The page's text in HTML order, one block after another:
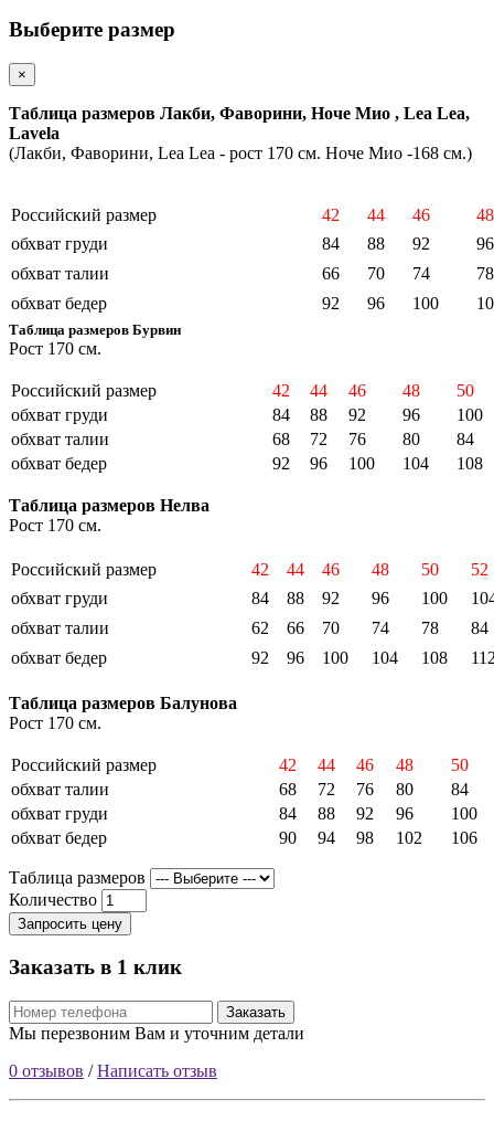
Выберите размер
×
Таблица размеров Лакби, Фаворини, Ноче Мио , Lea Lea,
Lavela
(Лакби, Фаворини, Lea Lea - рост 170 см. Ноче Мио -168 см.)
Российский размер 42 44 46
48
обхват груди
84 88 92
96
обхват талии
66 70 74
78
обхват бедер
92 96 100
Таблица размеров Бурвин
Рост 170 см.
Российский размер 42 44 46 48
50
обхват груди
84 88 92 96
100
обхват талии
68 72 76 80
84
обхват бедер
92 96 100 104 108
Таблица размеров Нелва
Рост 170 см.
Российский размер 42 44 46 48 50
52
обхват груди
84 88 92 96 100
обхват талии
62 66 70 74 78
84
обхват бедер
92 96 100 104 108
Таблица размеров Балунова
Рост 170 см.
Российский размер 42 44 46 48
50
обхват талии
68 72 76 80
84
обхват груди
84 88 92 96
100
обхват бедер
90 94 98 102 106
Таблица размеров
Количество
Запросить цену
Заказать в 1 клик
Заказать
Мы перезвоним Вам и уточним детали
0 отзывов /Написать отзыв